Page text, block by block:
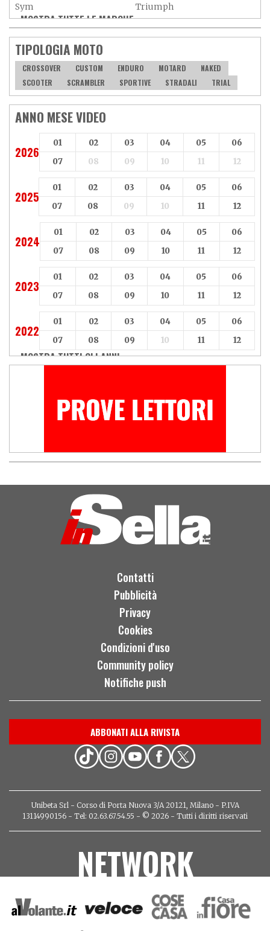
Sym
Triumph
Vespa
Yamaha
Adiva
Adly
Aeon
Axy
Baotian
MOSTRA TUTTE LE MARCHE »
TIPOLOGIA MOTO
CROSSOVER CUSTOM ENDURO MOTARD
NAKED
SCOOTER
SCRAMBLER SPORTIVE STRADALI TRIAL
ANNO MESE VIDEO
2026
01 02 03 04 05
06
07
08 09 10 11 12
2025
01 02 03 04 05
06
07
08 09 10 11 12
2024
01 02 03 04 05
06
07
08 09 10 11 12
2023
01 02 03 04 05
06
07
08 09 10 11 12
2022
01 02 03 04 05
06
07
08 09 10 11 12
MOSTRA TUTTI GLI ANNI »
Contatti
Pubblicità
Privacy
Cookies
Condizioni d'uso
Community policy
Notifiche push
ABBONATI ALLA RIVISTA
Unibeta Srl - Corso di Porta Nuova 3/A 20121, Milano - P.IVA
13114990156 - Tel: 02.63.67.54.55 - © 2026 - Tutti i diritti riservati
NETWORK